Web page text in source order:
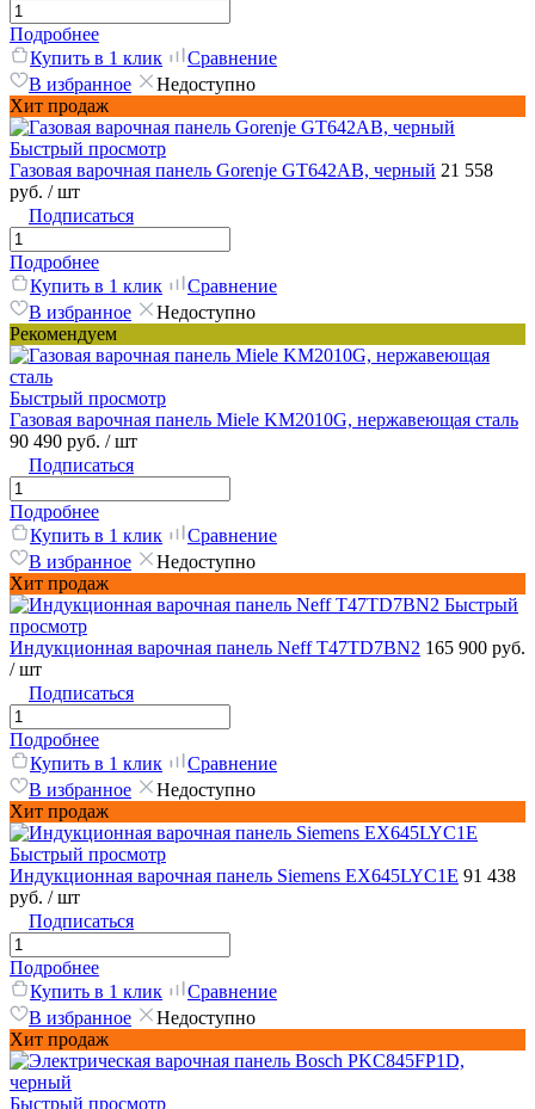
Подробнее
Купить в 1 клик
Сравнение
В избранное
Недоступно
Хит продаж
Быстрый просмотр
Газовая варочная панель Gorenje GT642AB, черный 21 558
руб. / шт
Подписаться
Подробнее
Купить в 1 клик
Сравнение
В избранное
Недоступно
Рекомендуем
Быстрый просмотр
Газовая варочная панель Miele KM2010G, нержавеющая сталь
90 490 руб. / шт
Подписаться
Подробнее
Купить в 1 клик
Сравнение
В избранное
Недоступно
Хит продаж
Быстрый
просмотр
Индукционная варочная панель Neff T47TD7BN2 165 900 руб.
/ шт
Подписаться
Подробнее
Купить в 1 клик
Сравнение
В избранное
Недоступно
Хит продаж
Быстрый просмотр
Индукционная варочная панель Siemens EX645LYC1E 91 438
руб. / шт
Подписаться
Подробнее
Купить в 1 клик
Сравнение
В избранное
Недоступно
Хит продаж
Быстрый просмотр